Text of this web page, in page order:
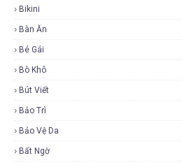
Bikini
Bàn Ăn
Bé Gái
Bò Khô
Bút Viết
Bảo Trì
Bảo Vệ Da
Bất Ngờ